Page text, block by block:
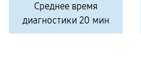
Среднее время
диагностики 20 мин